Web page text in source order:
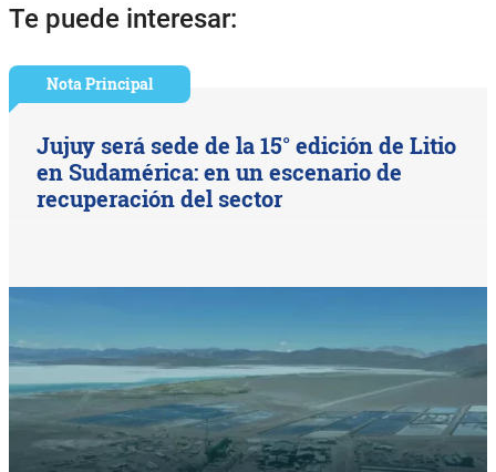
Te puede interesar:
Nota Principal
Jujuy será sede de la 15° edición de Litio
en Sudamérica: en un escenario de
recuperación del sector